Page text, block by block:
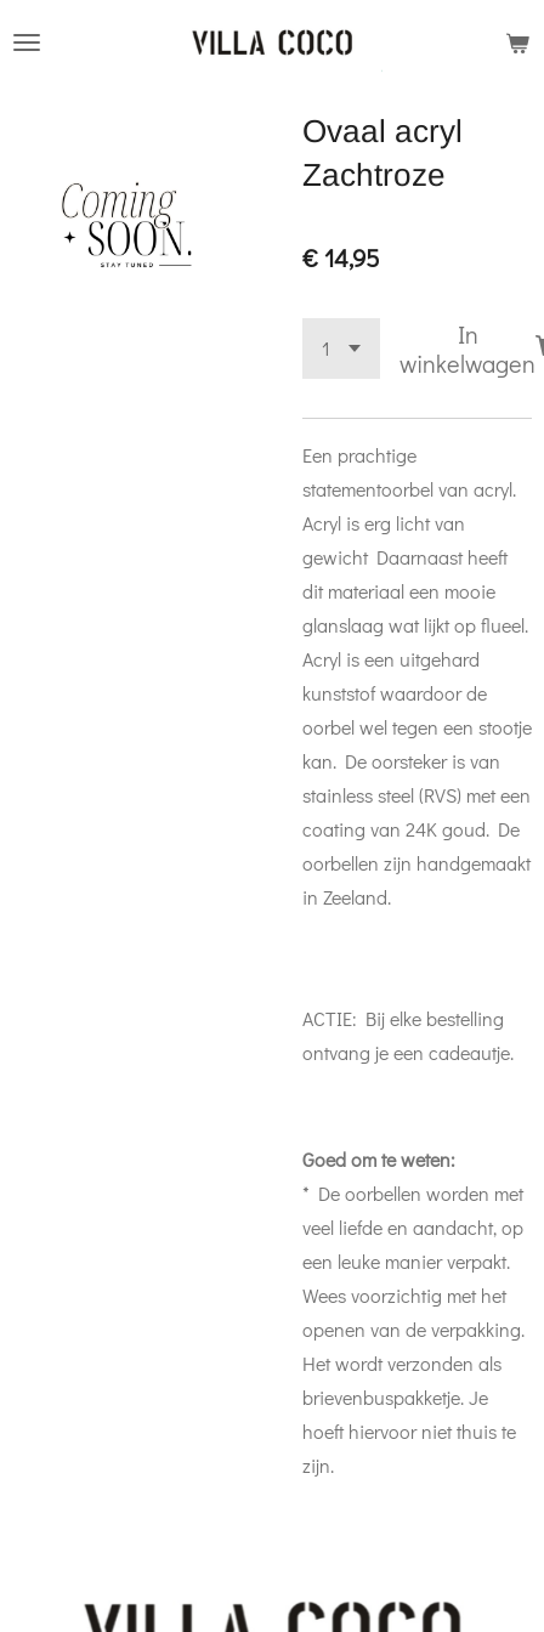
Ovaal acryl
Zachtroze
€ 14,95
In
winkelwagen
Een prachtige
statementoorbel van acryl.
Acryl is erg licht van
gewicht Daarnaast heeft
dit materiaal een mooie
glanslaag wat lijkt op flueel.
Acryl is een uitgehard
kunststof waardoor de
oorbel wel tegen een stootje
kan. De oorsteker is van
stainless steel (RVS) met een
coating van 24K goud. De
oorbellen zijn handgemaakt
in Zeeland.
ACTIE: Bij elke bestelling
ontvang je een cadeautje.
Goed om te weten:
* De oorbellen worden met
veel liefde en aandacht, op
een leuke manier verpakt.
Wees voorzichtig met het
openen van de verpakking.
Het wordt verzonden als
brievenbuspakketje. Je
hoeft hiervoor niet thuis te
zijn.